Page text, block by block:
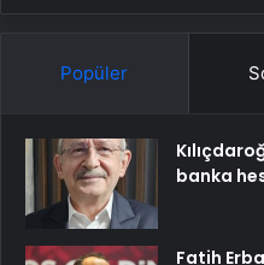
Popüler
banka
Fatih